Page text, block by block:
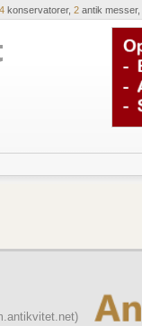
4konservatorer, 2antik messer,